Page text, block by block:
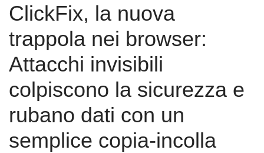
ClickFix, la nuova
trappola nei browser:
Attacchi invisibili
colpiscono la sicurezza e
rubano dati con un
semplice copia-incolla